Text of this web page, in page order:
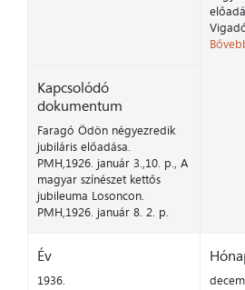
Kapcsolódó
dokumentum
Faragó Ödön négyezredik
jubiláris előadása.
PMH,1926. január 3.,10. p., A
magyar színészet kettős
jubileuma Losoncon.
PMH,1926. január 8. 2. p.
Év
1936.